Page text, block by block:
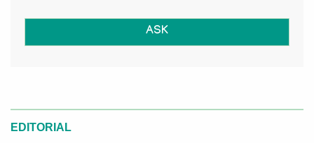
ASK
EDITORIAL